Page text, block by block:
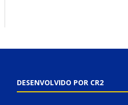
DESENVOLVIDO POR CR2